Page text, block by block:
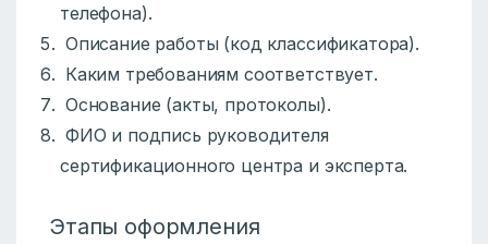
телефона).
Описание работы (код классификатора).
Каким требованиям соответствует.
Основание (акты, протоколы).
ФИО и подпись руководителя
сертификационного центра и эксперта.
Этапы оформления